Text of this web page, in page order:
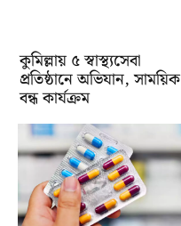
কুমিল্লায় ৫ স্বাস্থ্যসেবা
প্রতিষ্ঠানে অভিযান, সাময়িক
বন্ধ কার্যক্রম